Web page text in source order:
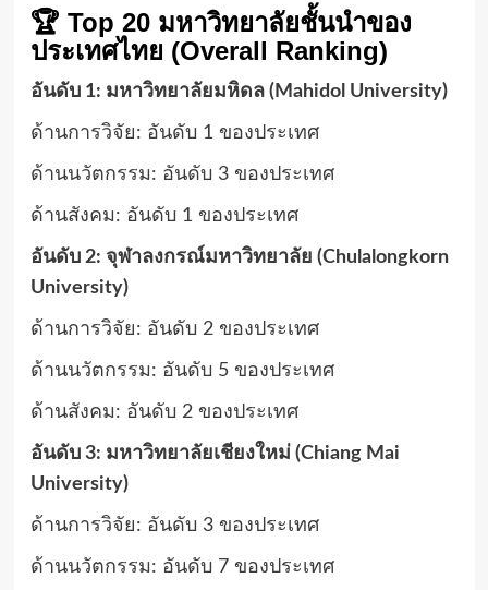
🏆 Top 20 มหาวิทยาลัยชั้นนำของ
ประเทศไทย (Overall Ranking)
อันดับ 1: มหาวิทยาลัยมหิดล (Mahidol University)
ด้านการวิจัย: อันดับ 1 ของประเทศ
ด้านนวัตกรรม: อันดับ 3 ของประเทศ
ด้านสังคม: อันดับ 1 ของประเทศ
อันดับ 2: จุฬาลงกรณ์มหาวิทยาลัย (Chulalongkorn
University)
ด้านการวิจัย: อันดับ 2 ของประเทศ
ด้านนวัตกรรม: อันดับ 5 ของประเทศ
ด้านสังคม: อันดับ 2 ของประเทศ
อันดับ 3: มหาวิทยาลัยเชียงใหม่ (Chiang Mai
University)
ด้านการวิจัย: อันดับ 3 ของประเทศ
ด้านนวัตกรรม: อันดับ 7 ของประเทศ